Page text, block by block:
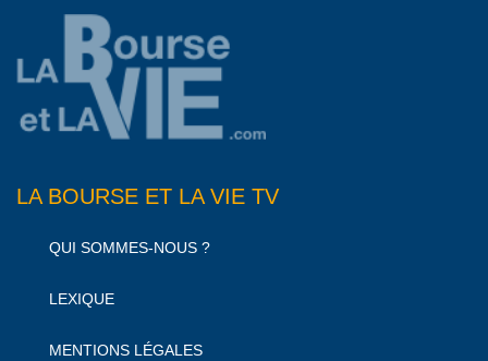
LA BOURSE ET LA VIE TV
QUI SOMMES-NOUS ?
LEXIQUE
MENTIONS LÉGALES